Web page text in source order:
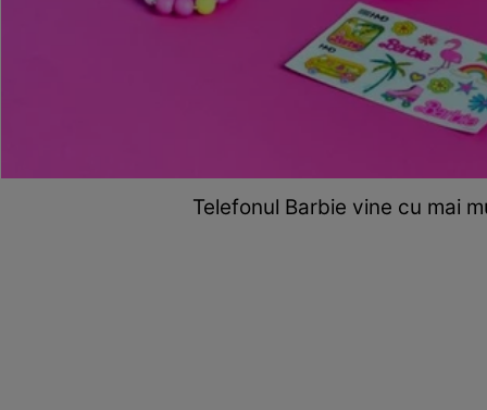
Telefonul Barbie vine cu mai